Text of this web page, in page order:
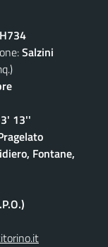
H734
Salzini
13''
Fontane,